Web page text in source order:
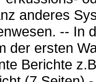
anderes
-- In
der ersten
Berichte